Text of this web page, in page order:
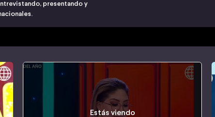
presentando y
Estás viendo